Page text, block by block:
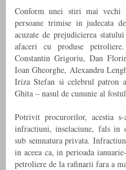
Conform unei stiri mai vechi
persoane trimise in judecata
acuzate de prejudicierea
afaceri cu produse
Constantin Grigoriu, Dan
Ioan Gheorghe, Alexandru
Iriza Stefan si celebrul patron
Ghita – nasul de cununie al
Potrivit procurorilor, acestia
infractiuni, inselaciune, fals in
sub semnatura privata.
in aceea ca, in perioada
petroliere de la rafinarii fara a